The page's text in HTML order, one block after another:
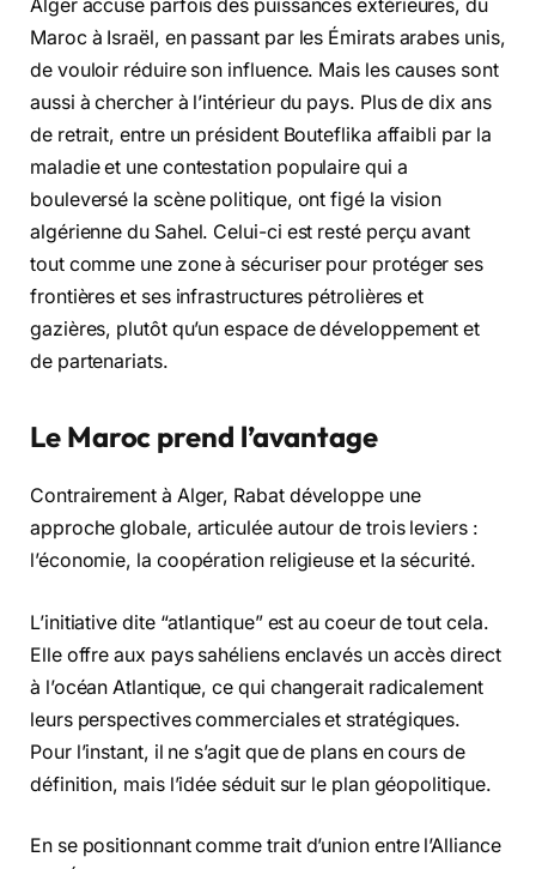
Alger accuse parfois des puissances extérieures, du
Maroc à Israël, en passant par les Émirats arabes unis,
de vouloir réduire son influence. Mais les causes sont
aussi à chercher à l’intérieur du pays. Plus de dix ans
de retrait, entre un président Bouteflika affaibli par la
maladie et une contestation populaire qui a
bouleversé la scène politique, ont figé la vision
algérienne du Sahel. Celui-ci est resté perçu avant
tout comme une zone à sécuriser pour protéger ses
frontières et ses infrastructures pétrolières et
gazières, plutôt qu’un espace de développement et
de partenariats.
Le Maroc prend l’avantage
Contrairement à Alger, Rabat développe une
approche globale, articulée autour de trois leviers :
l’économie, la coopération religieuse et la sécurité.
L’initiative dite “atlantique” est au coeur de tout cela.
Elle offre aux pays sahéliens enclavés un accès direct
à l’océan Atlantique, ce qui changerait radicalement
leurs perspectives commerciales et stratégiques.
Pour l’instant, il ne s’agit que de plans en cours de
définition, mais l’idée séduit sur le plan géopolitique.
En se positionnant comme trait d’union entre l’Alliance